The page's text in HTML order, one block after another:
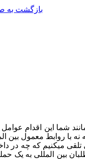
بازگشت به
شما این اقدام
با روابط معمول بین
تلقی میکنیم که چه در
بین المللی به یک